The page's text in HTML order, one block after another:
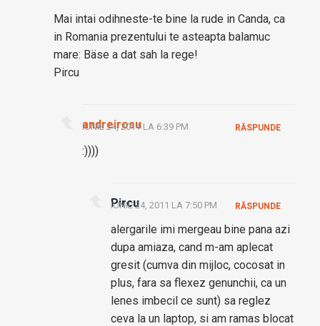
Mai intai odihneste-te bine la rude in Canda, ca
in Romania prezentului te asteapta balamuc
mare: Bäse a dat sah la rege!
Pircu
andreirosu
IUNIE 24, 2011 LA 6:39 PM
:))))
RĂSPUNDE
Pircu
IUNIE 24, 2011 LA 7:50 PM
alergarile imi mergeau bine pana azi
dupa amiaza, cand m-am aplecat
gresit (cumva din mijloc, cocosat in
plus, fara sa flexez genunchii, ca un
lenes imbecil ce sunt) sa reglez
ceva la un laptop, si am ramas blocat
RĂSPUNDE